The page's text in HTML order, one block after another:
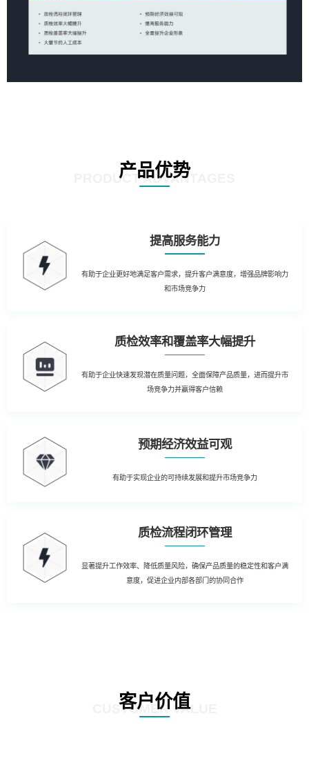
产品优势
PRODUCT ADVANTAGES
提高服务能力
有助于企业更好地满足客户需求，提升客户满意度，增强品牌影响力
和市场竞争力
质检效率和覆盖率大幅提升
有助于企业快速发现潜在质量问题，全面保障产品质量，进而提升市
场竞争力并赢得客户信赖
预期经济效益可观
有助于实现企业的可持续发展和提升市场竞争力
质检流程闭环管理
显著提升工作效率、降低质量风险，确保产品质量的稳定性和客户满
意度，促进企业内部各部门的协同合作
客户价值
CUSTOMER VALUE